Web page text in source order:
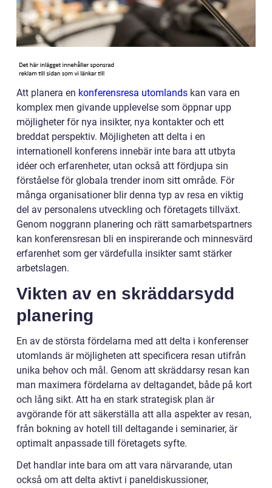
Att planera en konferensresa utomlands kan vara en
komplex men givande upplevelse som öppnar upp
möjligheter för nya insikter, nya kontakter och ett
breddat perspektiv. Möjligheten att delta i en
internationell konferens innebär inte bara att utbyta
idéer och erfarenheter, utan också att fördjupa sin
förståelse för globala trender inom sitt område. För
många organisationer blir denna typ av resa en viktig
del av personalens utveckling och företagets tillväxt.
Genom noggrann planering och rätt samarbetspartners
kan konferensresan bli en inspirerande och minnesvärd
erfarenhet som ger värdefulla insikter samt stärker
arbetslagen.
Vikten av en skräddarsydd
planering
En av de största fördelarna med att delta i konferenser
utomlands är möjligheten att specificera resan utifrån
unika behov och mål. Genom att skräddarsy resan kan
man maximera fördelarna av deltagandet, både på kort
och lång sikt. Att ha en stark strategisk plan är
avgörande för att säkerställa att alla aspekter av resan,
från bokning av hotell till deltagande i seminarier, är
optimalt anpassade till företagets syfte.
Det handlar inte bara om att vara närvarande, utan
också om att delta aktivt i paneldiskussioner,